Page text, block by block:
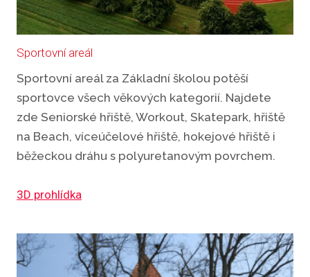
Sportovní areál
Sportovní areál za Základní školou potěší
sportovce všech věkových kategorií. Najdete
zde Seniorské hřiště, Workout, Skatepark, hřiště
na Beach, víceúčelové hřiště, hokejové hřiště i
běžeckou dráhu s polyuretanovým povrchem.
3D prohlídka